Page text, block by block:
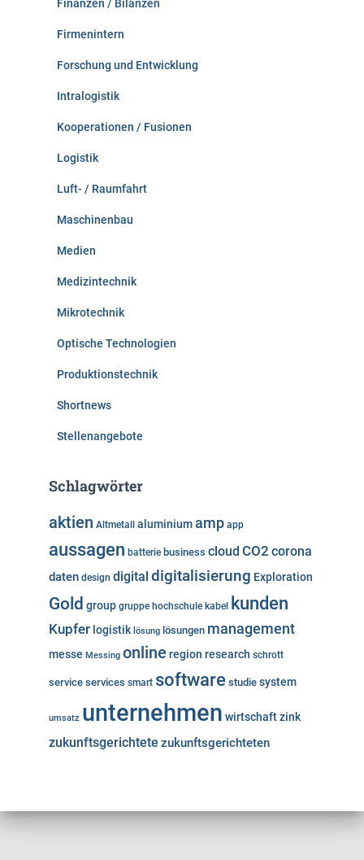
Finanzen / Bilanzen
Firmenintern
Forschung und Entwicklung
Intralogistik
Kooperationen / Fusionen
Logistik
Luft- / Raumfahrt
Maschinenbau
Medien
Medizintechnik
Mikrotechnik
Optische Technologien
Produktionstechnik
Shortnews
Stellenangebote
Schlagwörter
aktien Altmetall aluminiumamp app
aussagen batterie business cloud CO2 corona
daten design digital digitalisierung Exploration
Gold group gruppe hochschule kabel kunden
Kupfer logistik lösung lösungen management
messe Messing online region research schrott
service services smart software studie system
umsatz unternehmen wirtschaftzink
zukunftsgerichtete zukunftsgerichteten